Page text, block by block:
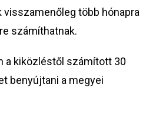
visszamenőleg több hónapra
számíthatnak.
a kiközléstől számított 30
benyújtani a megyei